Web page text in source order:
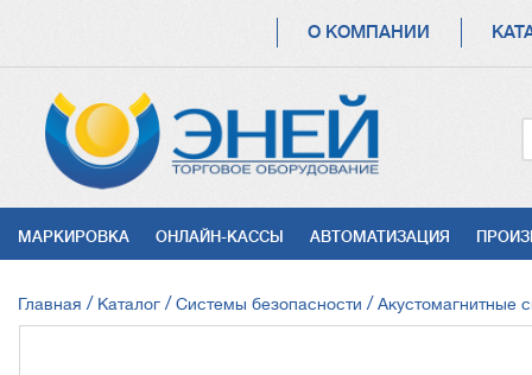
НАВИГАЦИЯ
О КОМПАНИИ
УСЛУГИ
МАРКИРОВКА ОНЛАЙН-КАССЫ АВТОМАТИЗАЦИЯ
СТРОКА
НАВИГАЦИИ
Главная Каталог Системы безопасности Акустомагнитные